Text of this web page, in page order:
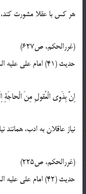
هر كس با عقلا مشورت كند،
(غررالحكم، ص627)
حدیث (41) امام على عليه‏ السلام :
اِنَّ بِذَوِى الْعُقولِ مِنَ الْحاجَةِ
نياز عاقلان به ادب، همانند
(غررالحكم، ص225)
حدیث (42) امام على عليه ‏السلام :